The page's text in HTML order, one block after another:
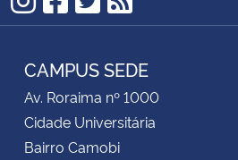
Instagram
Facebook
Twitter
RSS
CAMPUS SEDE
Av. Roraima nº 1000
Cidade Universitária
Bairro Camobi